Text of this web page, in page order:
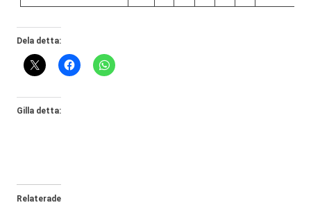
Dela detta:
Gilla detta:
Relaterade